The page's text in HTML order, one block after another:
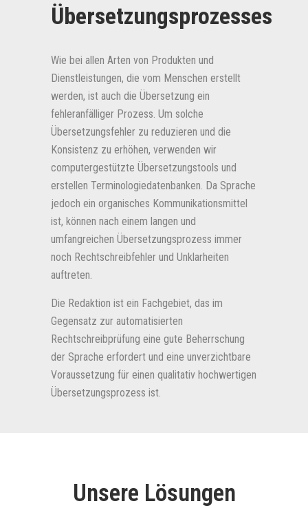
Übersetzungsprozesses
Wie bei allen Arten von Produkten und
Dienstleistungen, die vom Menschen erstellt
werden, ist auch die Übersetzung ein
fehleranfälliger Prozess. Um solche
Übersetzungsfehler zu reduzieren und die
Konsistenz zu erhöhen, verwenden wir
computergestützte Übersetzungstools und
erstellen Terminologiedatenbanken. Da Sprache
jedoch ein organisches Kommunikationsmittel
ist, können nach einem langen und
umfangreichen Übersetzungsprozess immer
noch Rechtschreibfehler und Unklarheiten
auftreten.
Die Redaktion ist ein Fachgebiet, das im
Gegensatz zur automatisierten
Rechtschreibprüfung eine gute Beherrschung
der Sprache erfordert und eine unverzichtbare
Voraussetzung für einen qualitativ hochwertigen
Übersetzungsprozess ist.
Unsere Lösungen